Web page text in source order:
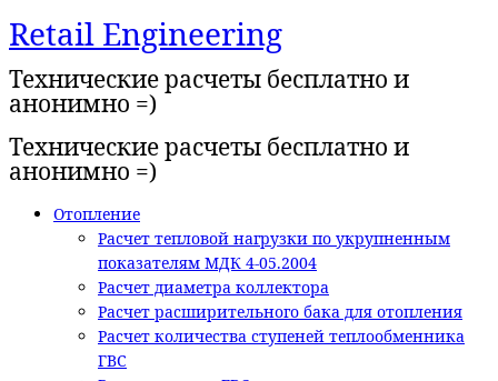
Перейти
к
содержимому
Retail Engineering
Технические расчеты бесплатно и
анонимно =)
Технические расчеты бесплатно и
анонимно =)
Отопление
Расчет тепловой нагрузки по укрупненным
показателям МДК 4-05.2004
Расчет диаметра коллектора
Расчет расширительного бака для отопления
Расчет количества ступеней теплообменника
ГВС